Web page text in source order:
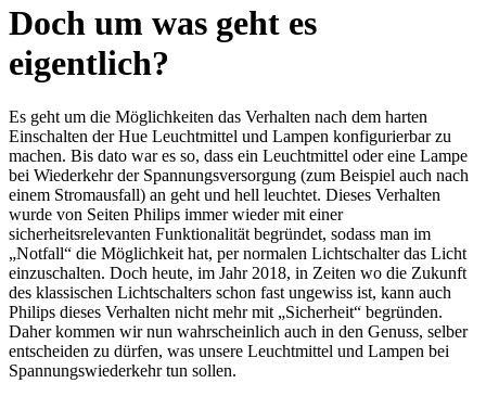
Doch um was geht es
eigentlich?
Es geht um die Möglichkeiten das Verhalten nach dem harten
Einschalten der Hue Leuchtmittel und Lampen konfigurierbar zu
machen. Bis dato war es so, dass ein Leuchtmittel oder eine Lampe
bei Wiederkehr der Spannungsversorgung (zum Beispiel auch nach
einem Stromausfall) an geht und hell leuchtet. Dieses Verhalten
wurde von Seiten Philips immer wieder mit einer
sicherheitsrelevanten Funktionalität begründet, sodass man im
„Notfall“ die Möglichkeit hat, per normalen Lichtschalter das Licht
einzuschalten. Doch heute, im Jahr 2018, in Zeiten wo die Zukunft
des klassischen Lichtschalters schon fast ungewiss ist, kann auch
Philips dieses Verhalten nicht mehr mit „Sicherheit“ begründen.
Daher kommen wir nun wahrscheinlich auch in den Genuss, selber
entscheiden zu dürfen, was unsere Leuchtmittel und Lampen bei
Spannungswiederkehr tun sollen.